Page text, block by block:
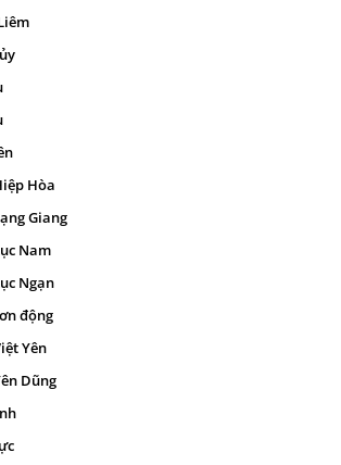
Hòa
Giang
Nam
Ngạn
động
Yên
Dũng